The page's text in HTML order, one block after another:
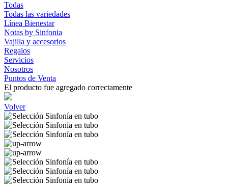
Todas
Todas las variedades
Línea Bienestar
Notas by Sinfonia
Vajilla y accesorios
Regalos
Servicios
Nosotros
Puntos de Venta
El producto fue agregado correctamente
Volver